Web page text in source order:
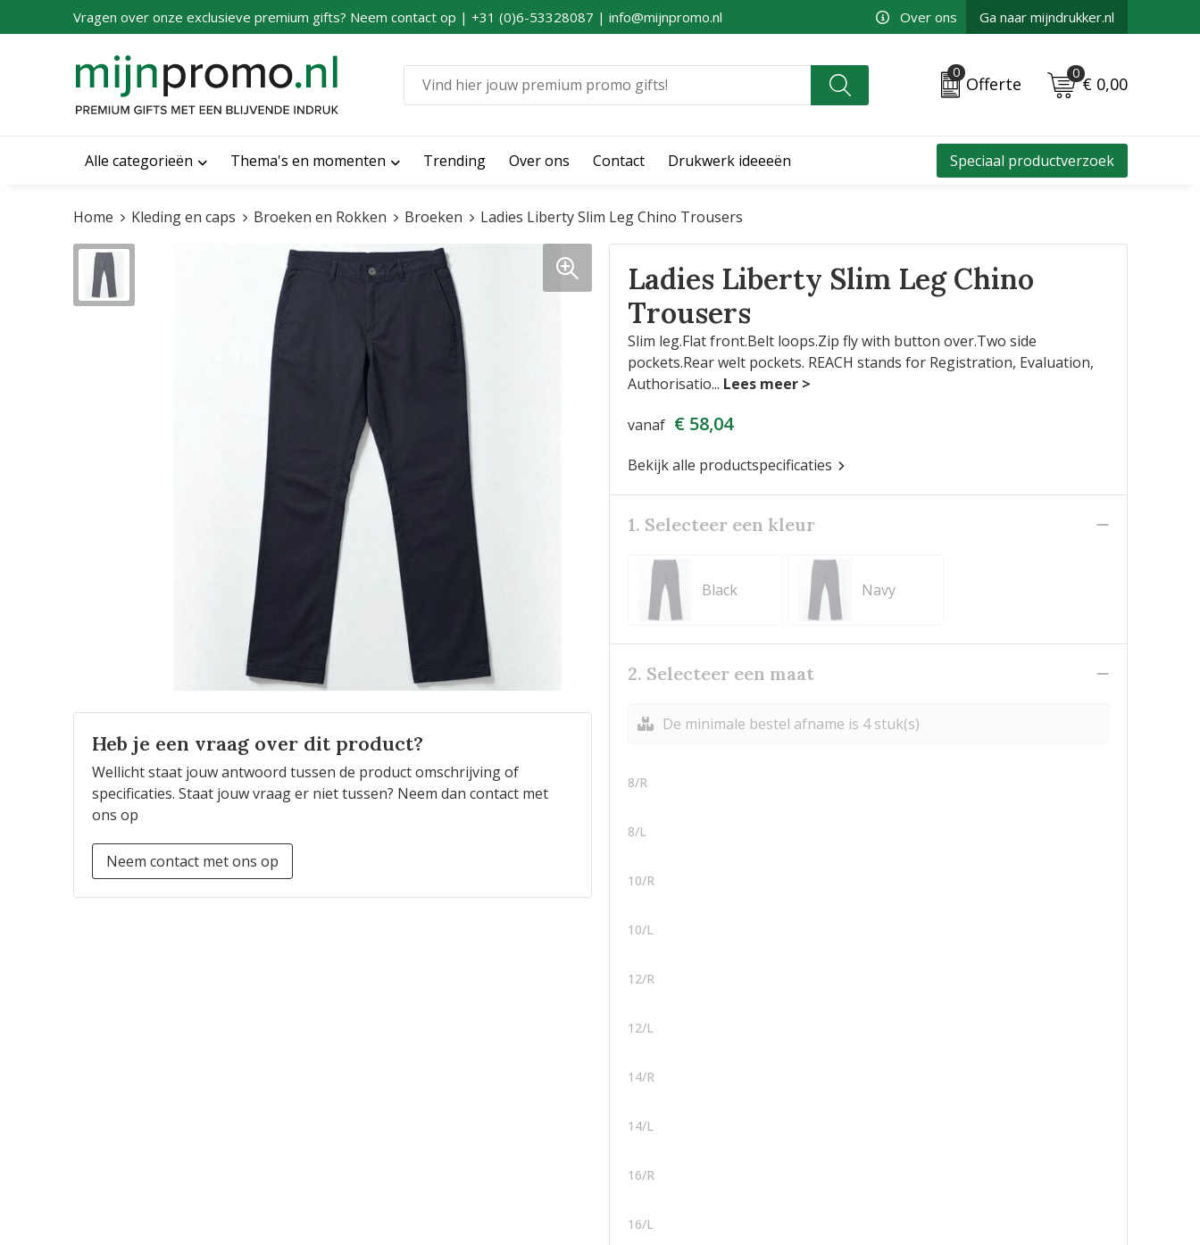
Vragen over onze exclusieve premium gifts? Neem contact op | +31 (0)6-53328087 | info@mijnpromo.nl Over ons Ga naar mijndrukker.nl
0
Offerte
0
€ 0,00
Alle categorieën Thema's en momenten Trending Over ons Contact Drukwerk ideeeën Speciaal productverzoek
Home Kleding en caps Broeken en Rokken Broeken Ladies Liberty Slim Leg Chino Trousers
Heb je een vraag over dit product?
Wellicht staat jouw antwoord tussen de product omschrijving of
specificaties. Staat jouw vraag er niet tussen? Neem dan contact met
ons op
Neem contact met ons op
Ladies Liberty Slim Leg Chino
Trousers
Slim leg.Flat front.Belt loops.Zip fly with button over.Two side
pockets.Rear welt pockets. REACH stands for Registration, Evaluation,
Authorisatio...
vanaf € 58,04
Bekijk alle productspecificaties
1. Selecteer een kleur
Black Navy
2. Selecteer een maat
De minimale bestel afname is 4 stuk(s)
8/R
8/L
10/R
10/L
12/R
12/L
14/R
14/L
16/R
16/L